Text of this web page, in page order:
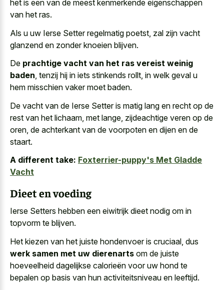
het is een van de meest kenmerkende eigenschappen
van het ras.
Als u uw Ierse Setter regelmatig poetst, zal zijn vacht
glanzend en zonder knoeien blijven.
De prachtige vacht van het ras vereist weinig
baden, tenzij hij in iets stinkends rollt, in welk geval u
hem misschien vaker moet baden.
De vacht van de Ierse Setter is matig lang en recht op de
rest van het lichaam, met lange, zijdeachtige veren op de
oren, de achterkant van de voorpoten en dijen en de
staart.
A different take: Foxterrier-puppy's Met Gladde
Vacht
Dieet en voeding
Ierse Setters hebben een eiwitrijk dieet nodig om in
topvorm te blijven.
Het kiezen van het juiste hondenvoer is cruciaal, dus
werk samen met uw dierenarts om de juiste
hoeveelheid dagelijkse calorieën voor uw hond te
bepalen op basis van hun activiteitsniveau en leeftijd.